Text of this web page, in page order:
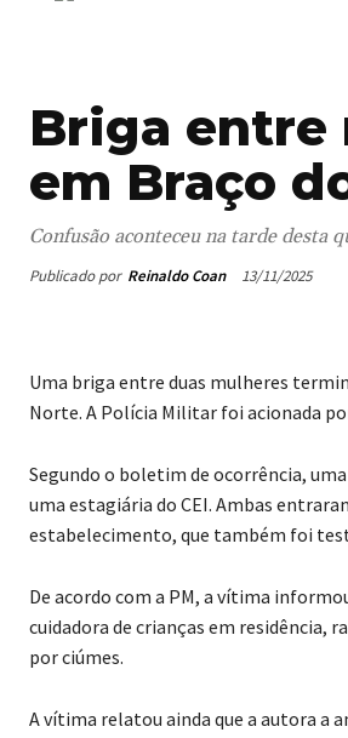
Briga entre
em Braço
Confusão aconteceu na tarde desta
Publicado por Reinaldo Coan 13/11/2025
Uma briga entre duas mulheres
Norte. A Polícia Militar foi acionada
Segundo o boletim de ocorrência,
uma estagiária do CEI. Ambas
estabelecimento, que também foi
De acordo com a PM, a vítima
cuidadora de crianças em residência,
por ciúmes.
A vítima relatou ainda que a autora a